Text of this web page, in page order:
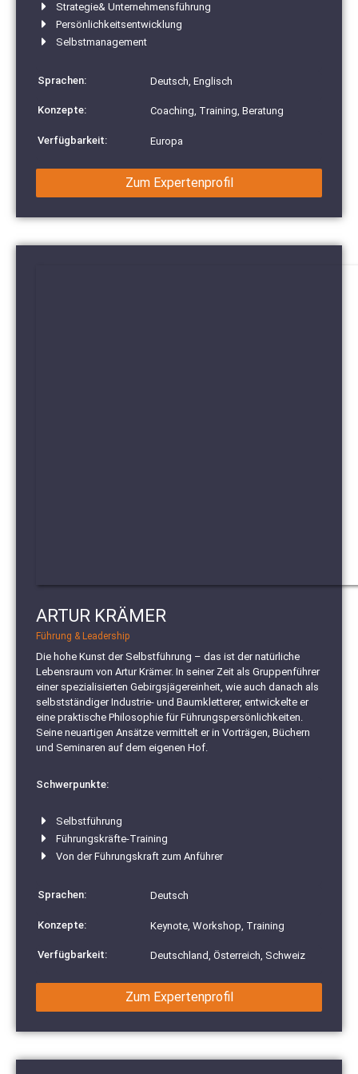
Strategie& Unternehmensführung
Persönlichkeitsentwicklung
Selbstmanagement
Sprachen: Deutsch, Englisch
Konzepte: Coaching, Training, Beratung
Verfügbarkeit: Europa
Zum Expertenprofil
ARTUR KRÄMER
Führung & Leadership
Die hohe Kunst der Selbstführung – das ist der natürliche
Lebensraum von Artur Krämer. In seiner Zeit als Gruppenführer
einer spezialisierten Gebirgsjägereinheit, wie auch danach als
selbstständiger Industrie- und Baumkletterer, entwickelte er
eine praktische Philosophie für Führungspersönlichkeiten.
Seine neuartigen Ansätze vermittelt er in Vorträgen, Büchern
und Seminaren auf dem eigenen Hof.
Schwerpunkte:
Selbstführung
Führungskräfte-Training
Von der Führungskraft zum Anführer
Sprachen: Deutsch
Konzepte: Keynote, Workshop, Training
Verfügbarkeit: Deutschland, Österreich, Schweiz
Zum Expertenprofil